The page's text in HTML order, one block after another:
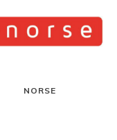
NORSE